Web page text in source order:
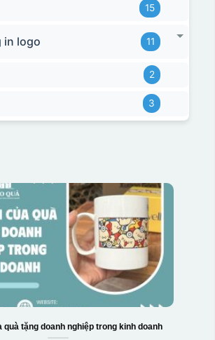
15
in logo 11
2
3
quà tặng doanh nghiệp trong kinh doanh